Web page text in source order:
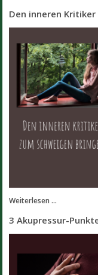
Den inneren
Weiterlesen ...
3 Akupressur-